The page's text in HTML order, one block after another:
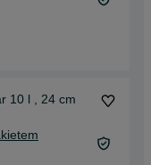
10 l , 24 cm